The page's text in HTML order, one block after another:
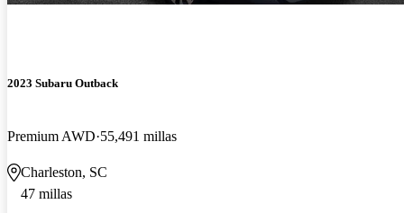
2023 Subaru Outback
Premium AWD 55,491 millas
Charleston, SC
47 millas